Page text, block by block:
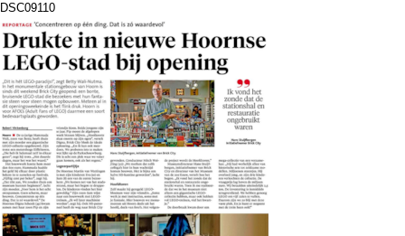
DSC09110